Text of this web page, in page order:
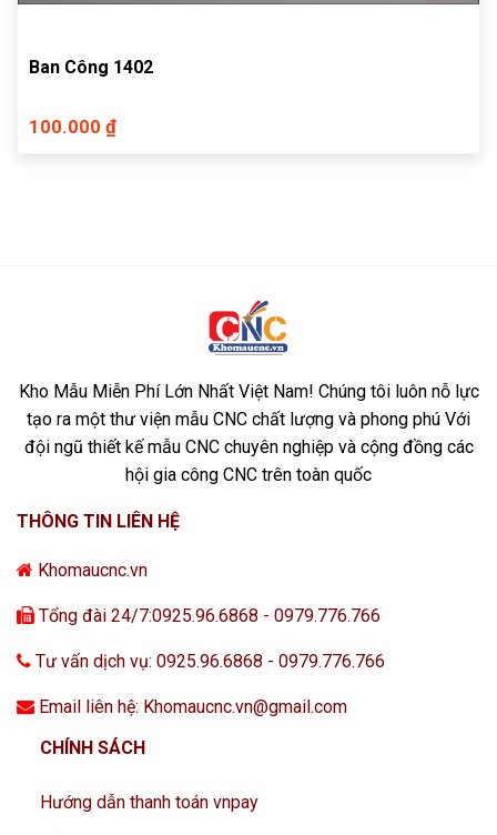
Ban Công 1402
100.000 ₫
Kho Mẫu Miễn Phí Lớn Nhất Việt Nam! Chúng tôi luôn nỗ lực
tạo ra một thư viện mẫu CNC chất lượng và phong phú Với
đội ngũ thiết kế mẫu CNC chuyên nghiệp và cộng đồng các
hội gia công CNC trên toàn quốc
THÔNG TIN LIÊN HỆ
Khomaucnc.vn
Tổng đài 24/7:0925.96.6868 - 0979.776.766
Tư vấn dịch vụ: 0925.96.6868 - 0979.776.766
Email liên hệ: Khomaucnc.vn@gmail.com
CHÍNH SÁCH
Hướng dẫn thanh toán vnpay